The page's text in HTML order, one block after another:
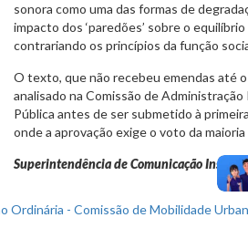
sonora como uma das formas de
impacto dos ‘paredões’ sobre o
contrariando os princípios da função
O texto, que não recebeu emendas até
analisado na Comissão de Administração
Pública antes de ser submetido à
onde a aprovação exige o voto da
Superintendência de Comunicação